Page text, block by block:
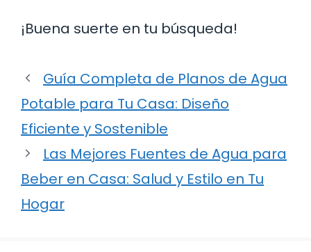
¡Buena suerte en tu búsqueda!
Guía Completa de Planos de Agua
Potable para Tu Casa: Diseño
Eficiente y Sostenible
Las Mejores Fuentes de Agua para
Beber en Casa: Salud y Estilo en Tu
Hogar